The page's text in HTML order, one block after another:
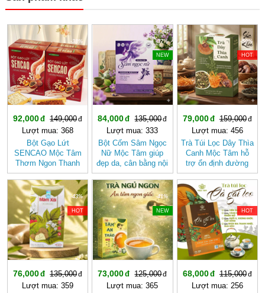
-38%
92,000
149,000
Lượt mua: 368
Bột Gạo Lứt
SENCAO Mộc Tâm
Thơm Ngon Thanh
Nhẹ, Phù Hợp Ăn
Kiêng
-37%
NEW
84,000
135,000
Lượt mua: 333
Bột Cốm Sâm Ngọc
Nữ Mộc Tâm giúp
đẹp da, cân bằng nội
tiết tố nữ
-50%
HOT
79,000
159,000
Lượt mua: 456
Trà Túi Lọc Dây Thìa
Canh Mộc Tâm hỗ
trợ ổn định đường
huyết
-43%
HOT
76,000
135,000
Lượt mua: 359
-41%
NEW
73,000
125,000
Lượt mua: 365
-40%
HOT
68,000
115,000
Lượt mua: 256